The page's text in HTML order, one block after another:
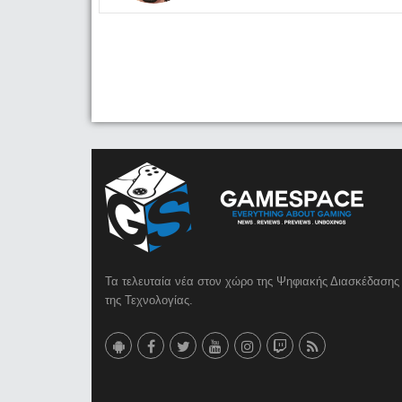
Τα τελευταία νέα στον χώρο της Ψηφιακής Διασκέδασης
της Τεχνολογίας.